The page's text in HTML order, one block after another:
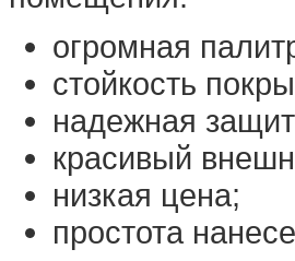
огромная
стойкость
надежная
красивый
низкая цена;
простота